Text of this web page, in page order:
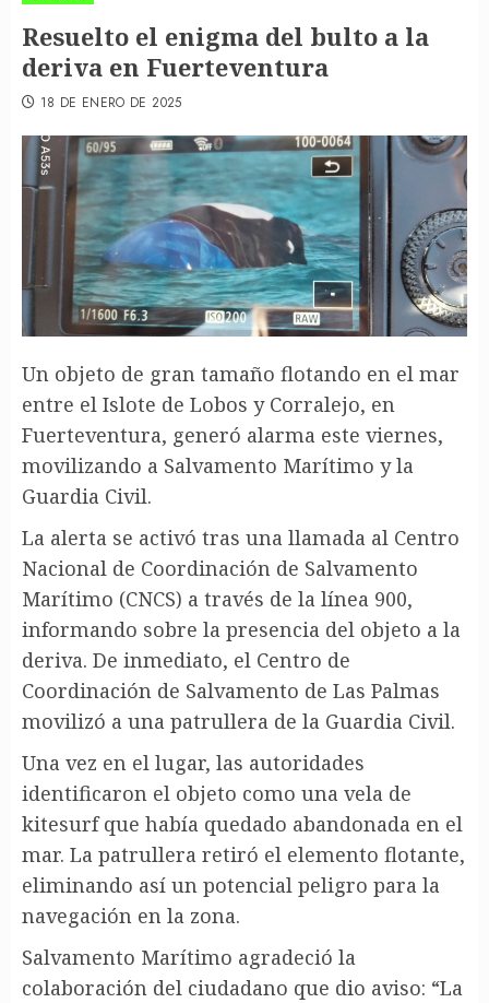
Resuelto el enigma del bulto a la
deriva en Fuerteventura
18 DE ENERO DE 2025
Un objeto de gran tamaño flotando en el mar
entre el Islote de Lobos y Corralejo, en
Fuerteventura, generó alarma este viernes,
movilizando a Salvamento Marítimo y la
Guardia Civil.
La alerta se activó tras una llamada al Centro
Nacional de Coordinación de Salvamento
Marítimo (CNCS) a través de la línea 900,
informando sobre la presencia del objeto a la
deriva. De inmediato, el Centro de
Coordinación de Salvamento de Las Palmas
movilizó a una patrullera de la Guardia Civil.
Una vez en el lugar, las autoridades
identificaron el objeto como una vela de
kitesurf que había quedado abandonada en el
mar. La patrullera retiró el elemento flotante,
eliminando así un potencial peligro para la
navegación en la zona.
Salvamento Marítimo agradeció la
colaboración del ciudadano que dio aviso: “La